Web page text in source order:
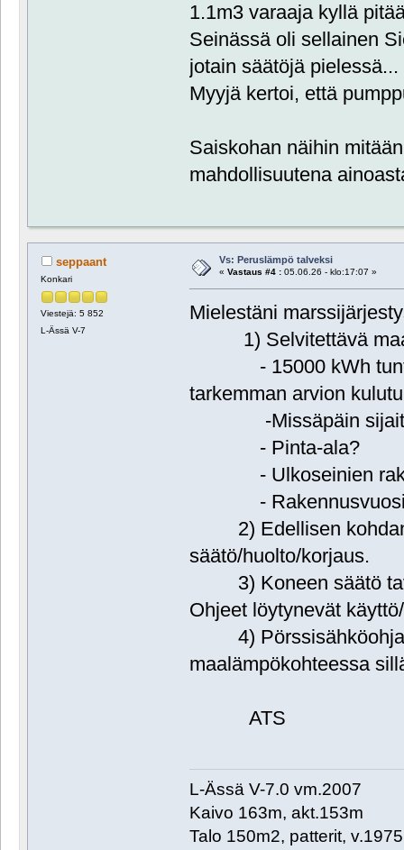
1.1m3 varaaja kyllä
Seinässä oli sellainen
jotain säätöjä pielessä...
Myyjä kertoi, että
Saiskohan näihin
mahdollisuutena
seppaant
Konkari
Viestejä: 5 852
L-Ässä V-7
Vs: Peruslämpö talveksi
« Vastaus #4 :05.06.26 - klo:17:07 »
Mielestäni
1) Selvitettävä
- 15000 kWh tuntuu
tarkemman arvion
-Missäpäin
- Pinta-ala?
- Ulkoseinien
-
2) Edellisen kohdan
säätö/huolto/korjaus.
3) Koneen säätö
Ohjeet löytynevät
4)
maalämpökohteessa
ATS
L-Ässä V-7.0 vm.2007
Kaivo 163m, akt.153m
Talo 150m2, patterit, v.1975